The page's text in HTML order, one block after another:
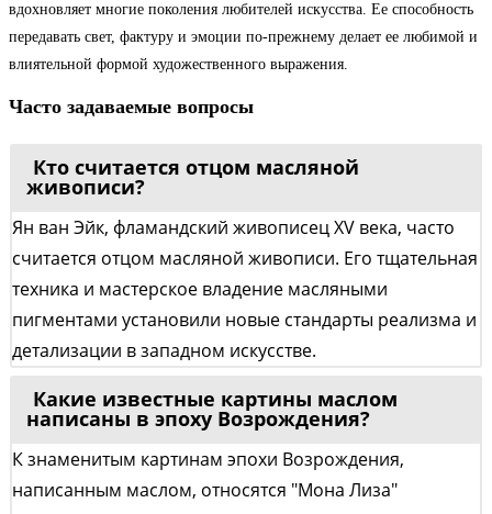
вдохновляет многие поколения любителей искусства. Ее способность
передавать свет, фактуру и эмоции по-прежнему делает ее любимой и
влиятельной формой художественного выражения.
Часто задаваемые вопросы
Кто считается отцом масляной
живописи?
Ян ван Эйк, фламандский живописец XV века, часто
считается отцом масляной живописи. Его тщательная
техника и мастерское владение масляными
пигментами установили новые стандарты реализма и
детализации в западном искусстве.
Какие известные картины маслом
написаны в эпоху Возрождения?
К знаменитым картинам эпохи Возрождения,
написанным маслом, относятся "Мона Лиза"